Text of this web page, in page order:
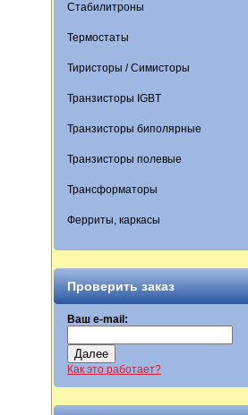
Стабилитроны
Термостаты
Тиристоры / Симисторы
Транзисторы IGBT
Транзисторы биполярные
Транзисторы полевые
Трансформаторы
Ферриты, каркасы
Проверить заказ
Ваш e-mail:
Далее
Как это работает?